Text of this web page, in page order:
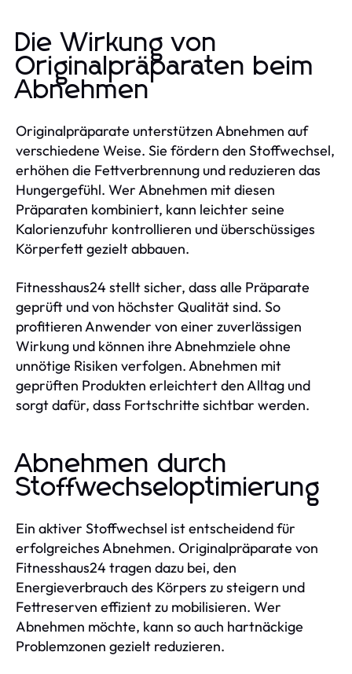
Die Wirkung von
Originalpräparaten beim
Abnehmen
Originalpräparate unterstützen Abnehmen auf
verschiedene Weise. Sie fördern den Stoffwechsel,
erhöhen die Fettverbrennung und reduzieren das
Hungergefühl. Wer Abnehmen mit diesen
Präparaten kombiniert, kann leichter seine
Kalorienzufuhr kontrollieren und überschüssiges
Körperfett gezielt abbauen.
Fitnesshaus24 stellt sicher, dass alle Präparate
geprüft und von höchster Qualität sind. So
profitieren Anwender von einer zuverlässigen
Wirkung und können ihre Abnehmziele ohne
unnötige Risiken verfolgen. Abnehmen mit
geprüften Produkten erleichtert den Alltag und
sorgt dafür, dass Fortschritte sichtbar werden.
Abnehmen durch
Stoffwechseloptimierung
Ein aktiver Stoffwechsel ist entscheidend für
erfolgreiches Abnehmen. Originalpräparate von
Fitnesshaus24 tragen dazu bei, den
Energieverbrauch des Körpers zu steigern und
Fettreserven effizient zu mobilisieren. Wer
Abnehmen möchte, kann so auch hartnäckige
Problemzonen gezielt reduzieren.